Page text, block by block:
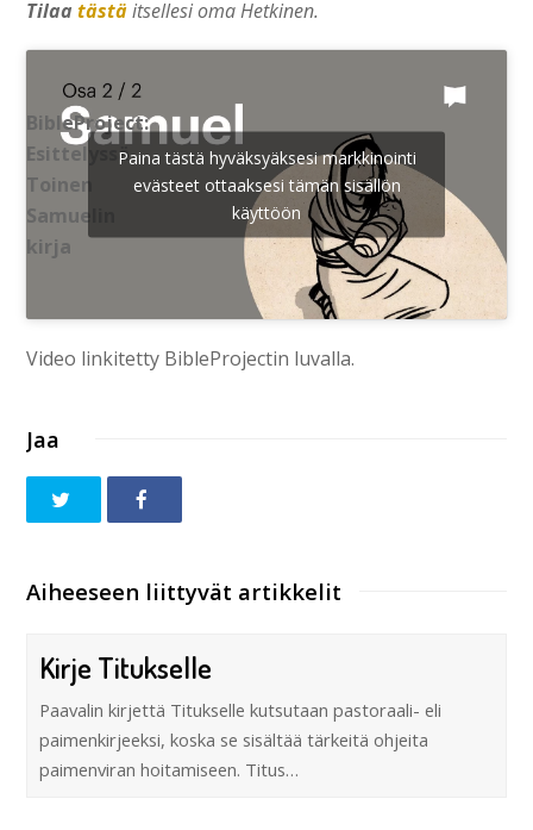
Tilaatästäitsellesi oma Hetkinen.
BibleProject:
Esittelyssä
Toinen
Samuelin
kirja
Paina tästä hyväksyäksesi markkinointi
evästeet ottaaksesi tämän sisällön
käyttöön
Video linkitetty BibleProjectin luvalla.
Jaa
Aiheeseen liittyvät artikkelit
Kirje Titukselle
Paavalin kirjettä Titukselle kutsutaan pastoraali- eli
paimenkirjeeksi, koska se sisältää tärkeitä ohjeita
paimenviran hoitamiseen. Titus…